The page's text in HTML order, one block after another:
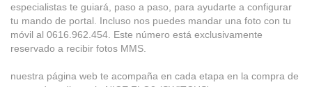
especialistas te guiará, paso a paso, para ayudarte a configurar
tu mando de portal. Incluso nos puedes mandar una foto con tu
móvil al 0616.962.454. Este número está exclusivamente
reservado a recibir fotos MMS.
nuestra página web te acompaña en cada etapa en la compra de